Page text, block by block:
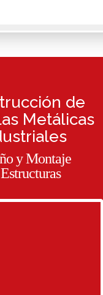
de
Metálicas
y Montaje